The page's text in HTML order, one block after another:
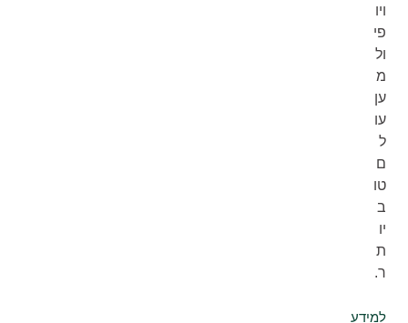
ויו
פי
ול
מ
ען
עו
ל
ם
טו
ב
יו
ת
ר.
למידע